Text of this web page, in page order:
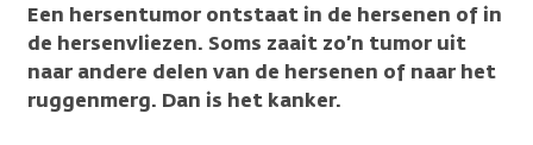
Een hersentumor ontstaat in de hersenen of in
de hersenvliezen. Soms zaait zo’n tumor uit
naar andere delen van de hersenen of naar het
ruggenmerg. Dan is het kanker.